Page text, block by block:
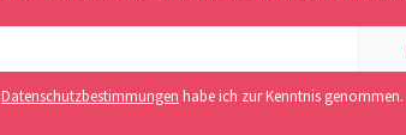
Datenschutzbestimmungen habe ich zur Kenntnis genommen.